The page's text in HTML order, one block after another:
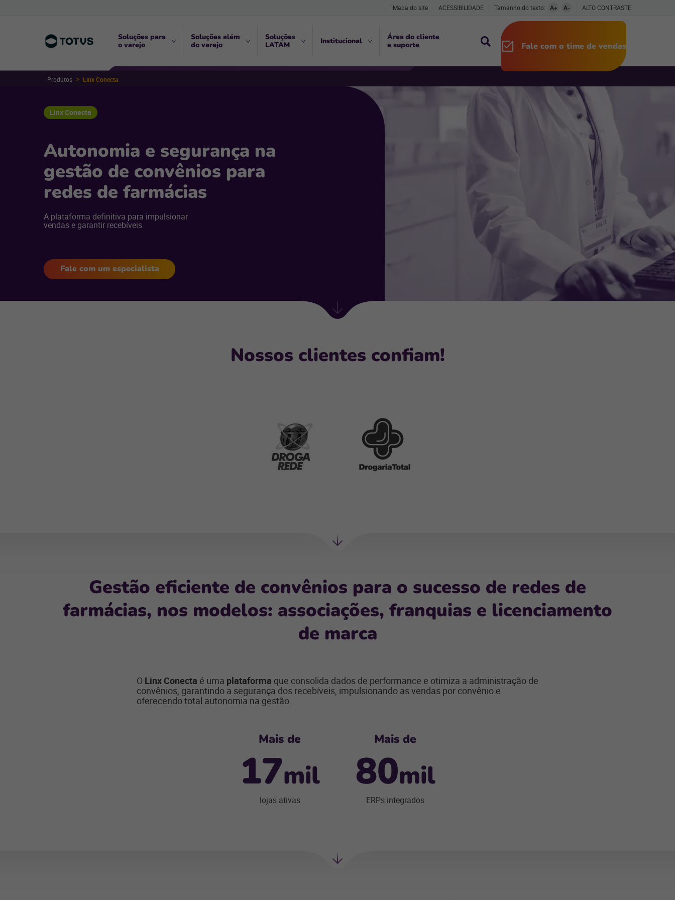
Mapa do site ACESSIBILIDADE Tamanho do texto: A+ A- ALTO CONTRASTE
Soluções para
o varejo
Soluções além
do varejo
Soluções
LATAM
Institucional
Área do cliente
e suporte
Fale com o time de vendas
Produtos Linx Conecta
Linx Conecta
Autonomia e segurança na
gestão de convênios para
redes de farmácias
A plataforma definitiva para impulsionar
vendas e garantir recebíveis
Fale com um especialista
Nossos clientes confiam!
Próxima
Gestão eficiente de convênios para o sucesso de redes de
farmácias, nos modelos: associações, franquias e licenciamento
de marca
O Linx Conecta é uma plataforma que consolida dados de performance e otimiza a administração de
convênios, garantindo a segurança dos recebíveis, impulsionando as vendas por convênio e
oferecendo total autonomia na gestão.
Mais de
17mil
lojas ativas
Mais de
80mil
ERPs integrados